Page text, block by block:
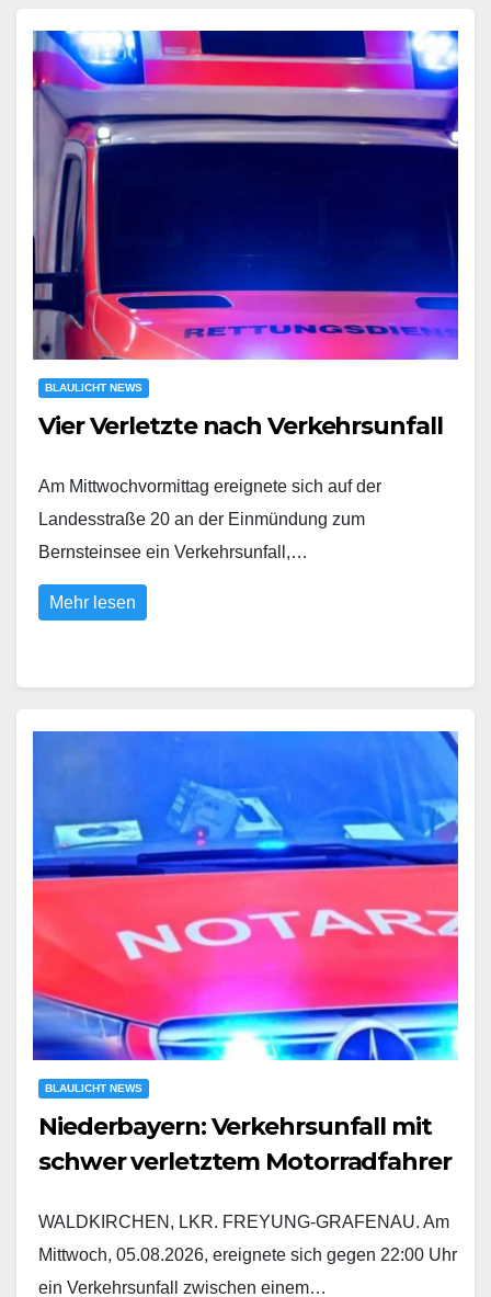
BLAULICHT NEWS
Vier Verletzte nach Verkehrsunfall
Am Mittwochvormittag ereignete sich auf der
Landesstraße 20 an der Einmündung zum
Bernsteinsee ein Verkehrsunfall,…
Mehr lesen
BLAULICHT NEWS
Niederbayern: Verkehrsunfall mit
schwer verletztem Motorradfahrer
WALDKIRCHEN, LKR. FREYUNG-GRAFENAU. Am
Mittwoch, 05.08.2026, ereignete sich gegen 22:00 Uhr
ein Verkehrsunfall zwischen einem…